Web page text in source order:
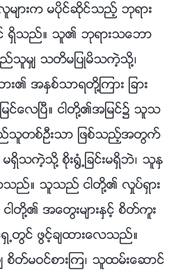
မ်ားက မပိုင္ဆိုင္သည့္ ဘုရား
ရွိသည္။ သူ၏ ဘုရားသေဘာ
သူမွ် သတိမျပဳမိသကဲ့သို႔၊
အႏွစ္သာရတို႔ၾကား ျခား
ေလၿပီ။ ငါတို႔၏အျမင္၌ သူသ
သူတစ္ဦးသာ ျဖစ္သည့္အတြက္
သကဲ့သို႔ စိုး႐ြံ႕ျခင္းမရွိဘဲ၊ သူႏွ
။ သူသည္ ငါတို႔၏ လႈပ္ရွား
ငါတို႔၏ အေတြးမ်ားႏွင့္ စိတ္ကူး
တြင္ ဖြင့္ခ်ထားေလသည္။
မဝင္စားၾက၊ သူထမ္းေဆာင္